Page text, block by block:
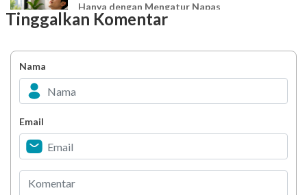
Hanya dengan Mengatur Napas
Bahagia dalam Tubuh
Minuman Manis, Teman atau Ancaman?
Berani Selesaikan Challenge 6.000 Langkah?
Tinggalkan Komentar
Nama
Email